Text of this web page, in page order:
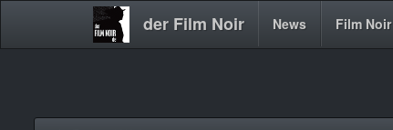
der Film Noir
Main News Film Noir